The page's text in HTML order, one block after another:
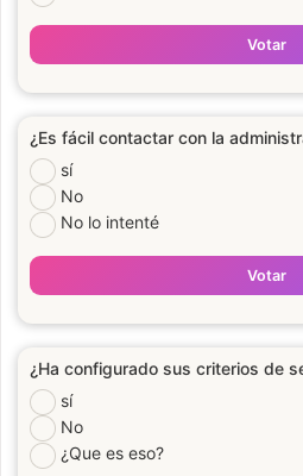
Votar
¿Es fácil contactar con la
sí
No
No lo intenté
Votar
¿Ha configurado sus criterios de
sí
No
¿Que es eso?